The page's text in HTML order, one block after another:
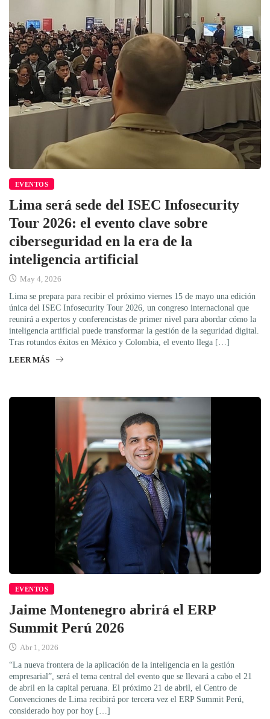
EVENTOS
Lima será sede del ISEC Infosecurity
Tour 2026: el evento clave sobre
ciberseguridad en la era de la
inteligencia artificial
May 4, 2026
Lima se prepara para recibir el próximo viernes 15 de mayo una edición
única del ISEC Infosecurity Tour 2026, un congreso internacional que
reunirá a expertos y conferencistas de primer nivel para abordar cómo la
inteligencia artificial puede transformar la gestión de la seguridad digital.
Tras rotundos éxitos en México y Colombia, el evento llega […]
LEER MÁS
EVENTOS
Jaime Montenegro abrirá el ERP
Summit Perú 2026
Abr 1, 2026
“La nueva frontera de la aplicación de la inteligencia en la gestión
empresarial”, será el tema central del evento que se llevará a cabo el 21
de abril en la capital peruana. El próximo 21 de abril, el Centro de
Convenciones de Lima recibirá por tercera vez el ERP Summit Perú,
considerado hoy por hoy […]